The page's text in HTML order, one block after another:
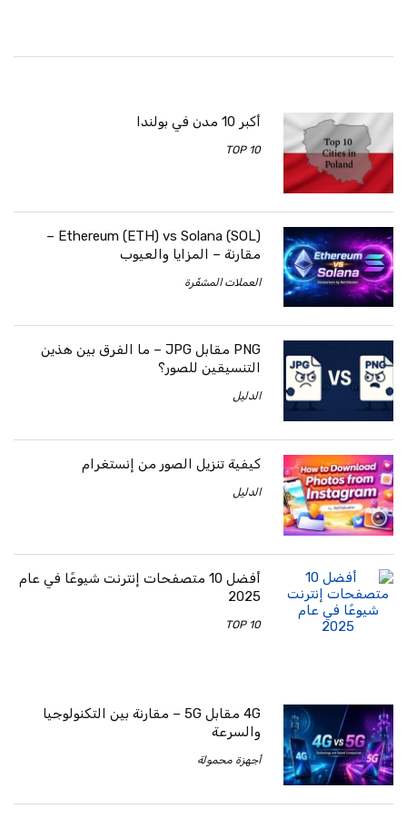
أكبر 10 مدن في بولندا
TOP 10
Ethereum (ETH) vs Solana (SOL) –
مقارنة – المزايا والعيوب
العملات المشفّرة
PNG مقابل JPG – ما الفرق بين هذين
التنسيقين للصور؟
الدليل
كيفية تنزيل الصور من إنستغرام
الدليل
أفضل 10 متصفحات إنترنت شيوعًا في عام
2025
TOP 10
4G مقابل 5G – مقارنة بين التكنولوجيا
والسرعة
أجهزة محمولة